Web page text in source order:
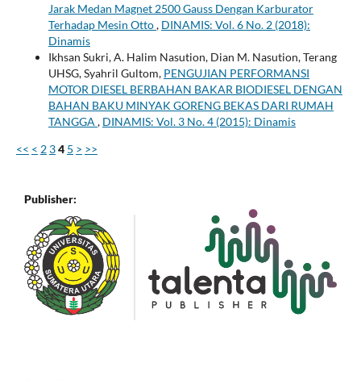
Jarak Medan Magnet 2500 Gauss Dengan Karburator
Terhadap Mesin Otto, DINAMIS: Vol. 6 No. 2 (2018):
Dinamis
Ikhsan Sukri, A. Halim Nasution, Dian M. Nasution, Terang
UHSG, Syahril Gultom, PENGUJIAN PERFORMANSI
MOTOR DIESEL BERBAHAN BAKAR BIODIESEL DENGAN
BAHAN BAKU MINYAK GORENG BEKAS DARI RUMAH
TANGGA , DINAMIS: Vol. 3 No. 4 (2015): Dinamis
<< < 2 34 5 > >>
Publisher: